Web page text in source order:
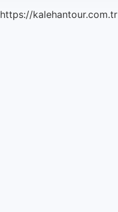
https://kalehantour.com.tr